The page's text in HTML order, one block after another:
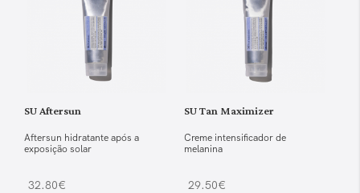
SU Aftersun
Aftersun hidratante após a
exposição solar
32.80€
SU Tan Maximizer
Creme intensificador de
melanina
29.50€